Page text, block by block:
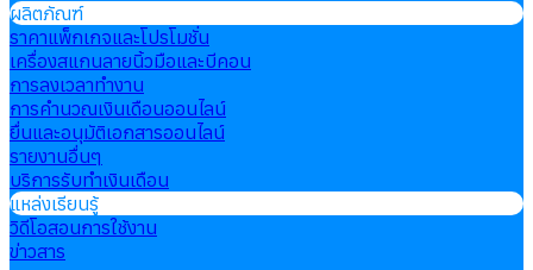
ผลิตภัณฑ์
ราคาแพ็กเกจและโปรโมชั่น
เครื่องสแกนลายนิ้วมือและบีคอน
การลงเวลาทำงาน
การคำนวณเงินเดือนออนไลน์
ยื่นและอนุมัติเอกสารออนไลน์
รายงานอื่นๆ
บริการรับทำเงินเดือน
แหล่งเรียนรู้
วิดีโอสอนการใช้งาน
ข่าวสาร